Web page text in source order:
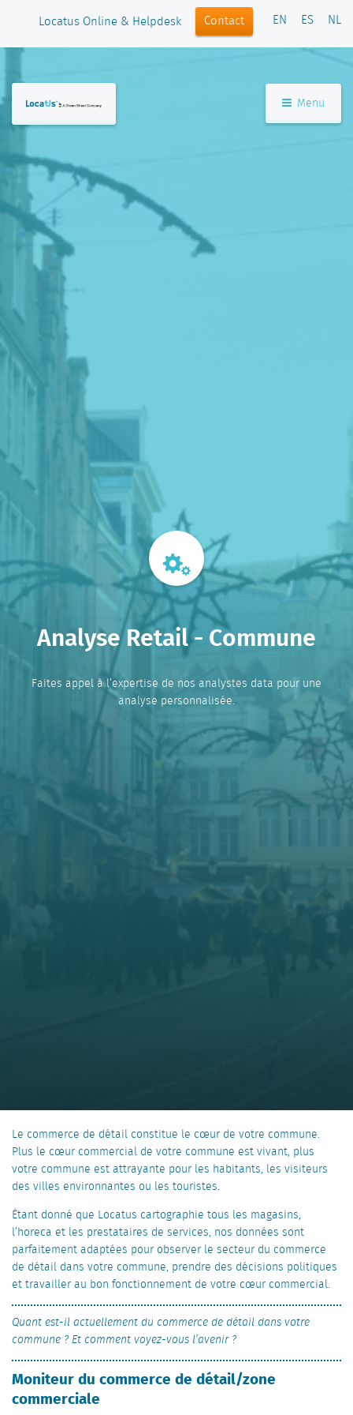
Locatus Online & Helpdesk Contact EN ES NL
Menu
Analyse Retail - Commune
Faites appel à l’expertise de nos analystes data pour une
analyse personnalisée.
Le commerce de détail constitue le cœur de votre commune.
Plus le cœur commercial de votre commune est vivant, plus
votre commune est attrayante pour les habitants, les visiteurs
des villes environnantes ou les touristes.
Étant donné que Locatus cartographie tous les magasins,
l’horeca et les prestataires de services, nos données sont
parfaitement adaptées pour observer le secteur du commerce
de détail dans votre commune, prendre des décisions politiques
et travailler au bon fonctionnement de votre cœur commercial.
Quant est-il actuellement du commerce de détail dans votre
commune ? Et comment voyez-vous l’avenir ?
Moniteur du commerce de détail/zone
commerciale